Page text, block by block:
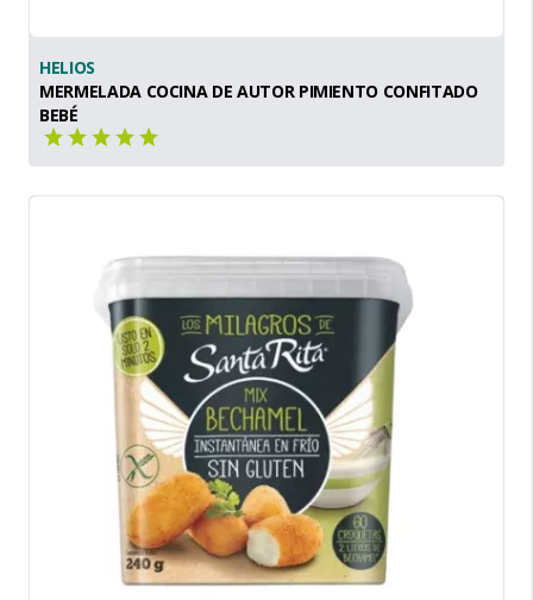
HELIOS
MERMELADA COCINA DE AUTOR PIMIENTO CONFITADO
BEBÉ